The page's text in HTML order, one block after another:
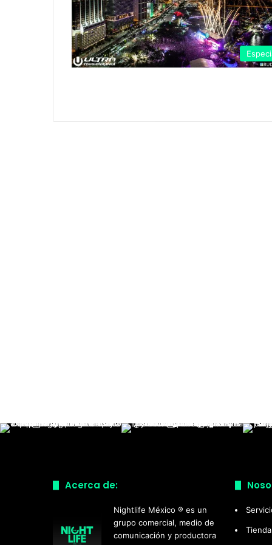
Acerca de:
Nightlife México ® es un
grupo comercial, medio de
comunicación y productora
Tienda